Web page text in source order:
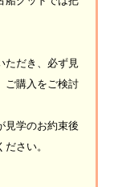
ただき、必ず見
ご購入をご検討
見学のお約束後
さい。